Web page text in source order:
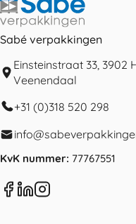
Sabé verpakkingen
Einsteinstraat 33, 3902
Veenendaal
+31 (0)318 520 298
KvK nummer: 77767551